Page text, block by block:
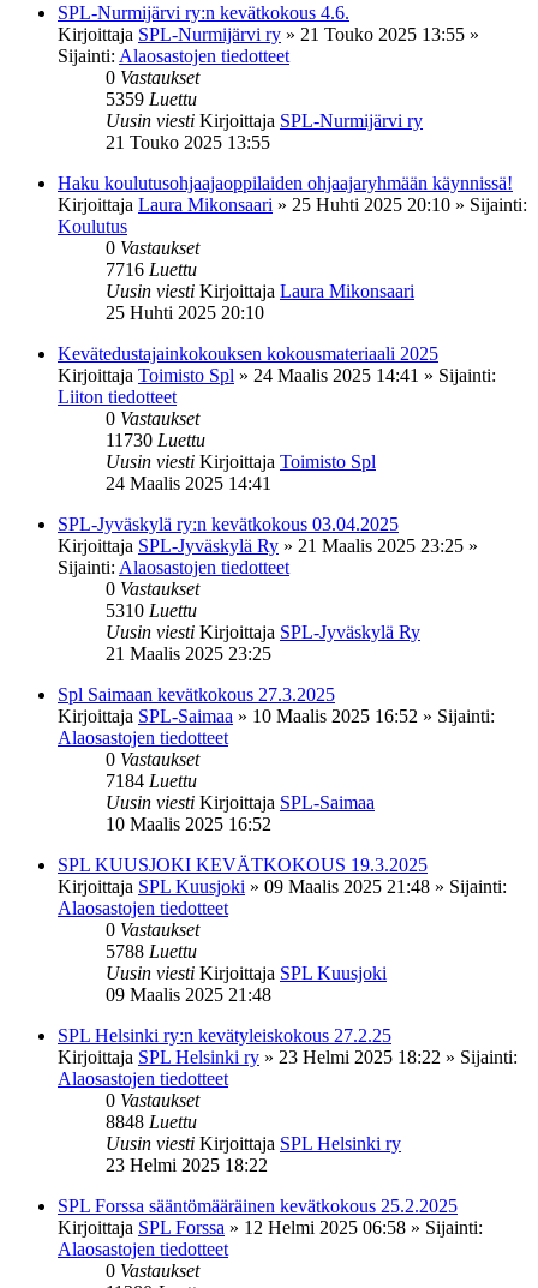
SPL-Nurmijärvi ry:n kevätkokous 4.6.
Kirjoittaja SPL-Nurmijärvi ry » 21 Touko 2025 13:55 »
Sijainti: Alaosastojen tiedotteet
0 Vastaukset
5359 Luettu
Uusin viesti Kirjoittaja SPL-Nurmijärvi ry
21 Touko 2025 13:55
Haku koulutusohjaajaoppilaiden ohjaajaryhmään käynnissä!
Kirjoittaja Laura Mikonsaari » 25 Huhti 2025 20:10 » Sijainti:
Koulutus
0 Vastaukset
7716 Luettu
Uusin viesti Kirjoittaja Laura Mikonsaari
25 Huhti 2025 20:10
Kevätedustajainkokouksen kokousmateriaali 2025
Kirjoittaja Toimisto Spl » 24 Maalis 2025 14:41 » Sijainti:
Liiton tiedotteet
0 Vastaukset
11730 Luettu
Uusin viesti Kirjoittaja Toimisto Spl
24 Maalis 2025 14:41
SPL-Jyväskylä ry:n kevätkokous 03.04.2025
Kirjoittaja SPL-Jyväskylä Ry » 21 Maalis 2025 23:25 »
Sijainti: Alaosastojen tiedotteet
0 Vastaukset
5310 Luettu
Uusin viesti Kirjoittaja SPL-Jyväskylä Ry
21 Maalis 2025 23:25
Spl Saimaan kevätkokous 27.3.2025
Kirjoittaja SPL-Saimaa » 10 Maalis 2025 16:52 » Sijainti:
Alaosastojen tiedotteet
0 Vastaukset
7184 Luettu
Uusin viesti Kirjoittaja SPL-Saimaa
10 Maalis 2025 16:52
SPL KUUSJOKI KEVÄTKOKOUS 19.3.2025
Kirjoittaja SPL Kuusjoki » 09 Maalis 2025 21:48 » Sijainti:
Alaosastojen tiedotteet
0 Vastaukset
5788 Luettu
Uusin viesti Kirjoittaja SPL Kuusjoki
09 Maalis 2025 21:48
SPL Helsinki ry:n kevätyleiskokous 27.2.25
Kirjoittaja SPL Helsinki ry » 23 Helmi 2025 18:22 » Sijainti:
Alaosastojen tiedotteet
0 Vastaukset
8848 Luettu
Uusin viesti Kirjoittaja SPL Helsinki ry
23 Helmi 2025 18:22
SPL Forssa sääntömääräinen kevätkokous 25.2.2025
Kirjoittaja SPL Forssa » 12 Helmi 2025 06:58 » Sijainti:
Alaosastojen tiedotteet
0 Vastaukset